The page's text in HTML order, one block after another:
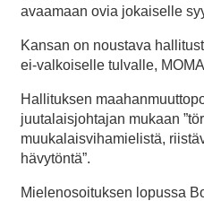
avaamaan ovia jokaiselle
Kansan on noustava
ei-valkoiselle tulvalle,
Hallituksen
juutalaisjohtajan mukaan
muukalaisvihamielistä,
hävytöntä”.
Mielenosoituksen lopussa